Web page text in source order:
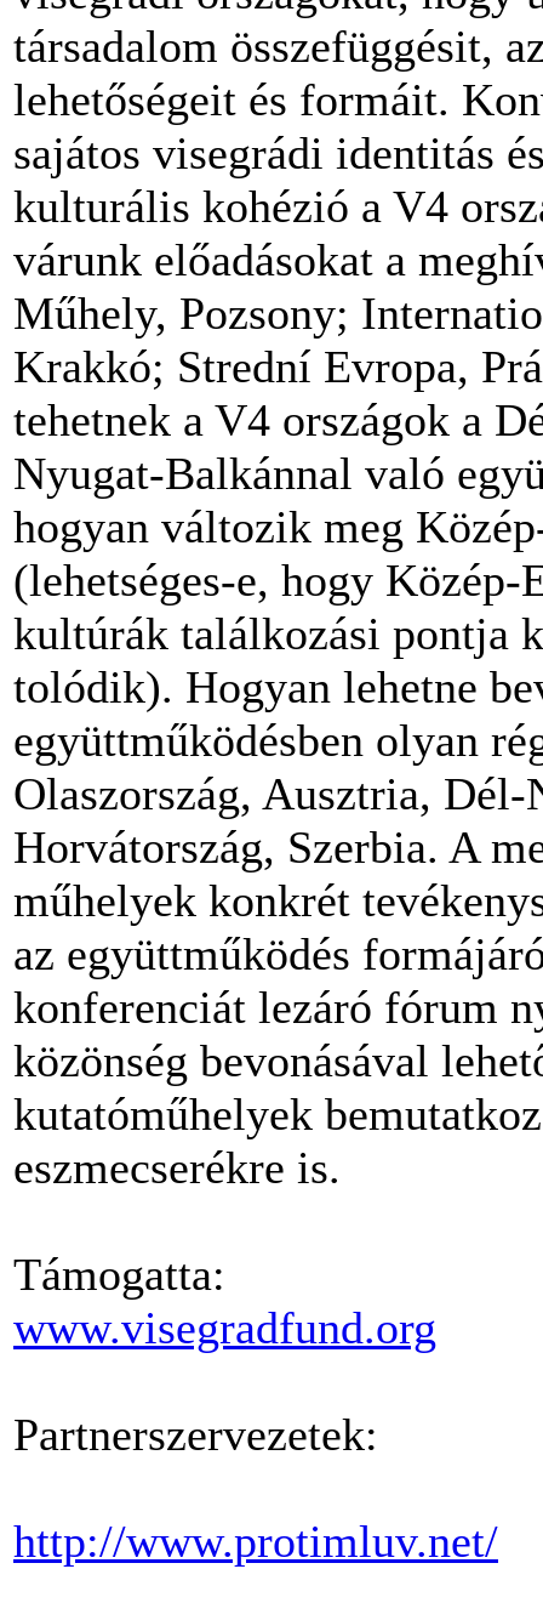
társadalom összefüggésit,
lehetőségeit és formáit.
sajátos visegrádi identitás
kulturális kohézió a V4
várunk előadásokat a
Műhely, Pozsony;
Krakkó; Strední Evropa,
tehetnek a V4 országok a
Nyugat-Balkánnal való
hogyan változik meg
(lehetséges-e, hogy
kultúrák találkozási pontja
tolódik). Hogyan lehetne
együttműködésben olyan
Olaszország, Ausztria,
Horvátország, Szerbia. A
műhelyek konkrét
az együttműködés
konferenciát lezáró fórum
közönség bevonásával
kutatóműhelyek
eszmecserékre is.
Támogatta:
www.visegradfund.org
Partnerszervezetek:
http://www.protimluv.net/